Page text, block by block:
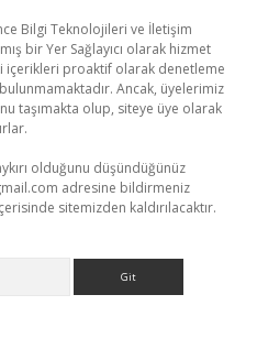
Bilgi Teknolojileri ve İletişim
bir Yer Sağlayıcı olarak hizmet
içerikleri proaktif olarak denetleme
Ancak, üyelerimiz
taşımakta olup, siteye üye olarak
olduğunu düşündüğünüz
adresine bildirmeniz
sitemizden kaldırılacaktır.